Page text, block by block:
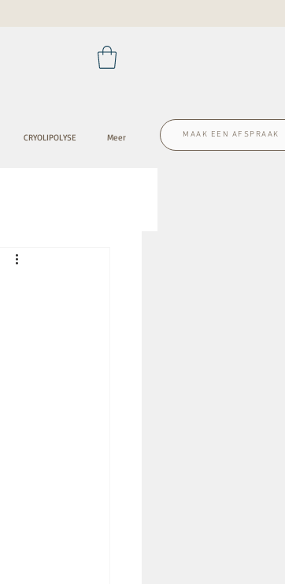
CRYOLIPOLYSE Meer MAAK EEN AFSPRAAK